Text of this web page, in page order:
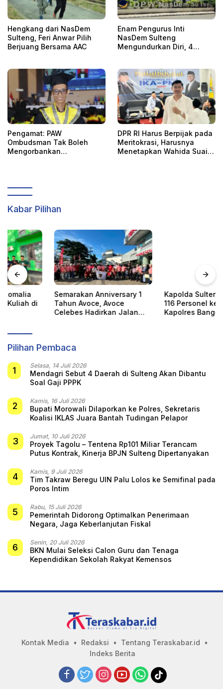
Hengkang dari NasDem
Sulteng, Feri Anwar Pilih
Berjuang Bersama AAC
Enam Pengurus Inti
NasDem Sulteng
Mengundurkan Diri, 4
Pengamat: PAW
Ombudsman Tak Boleh
Mengorbankan
DPR RI Harus Berpijak pada
Meritokrasi, Harusnya
Menetapkan Wahida Suaib
Kabar Pilihan
Semarakan Anniversary 1
Tahun Avoce, Avoce
Celebes Hadirkan Jalan
Kapolda Sulteng Serahkan
116 Personel kepada
Kapolres Banggai Laut
Pilihan Pembaca
1 Selasa, 14 Juli 2026
Mendagri Sebut 4 Daerah di Sulteng Akan Dibantu
Soal Gaji PPPK
2 Kamis, 16 Juli 2026
Bupati Morowali Dilaporkan ke Polres, Sekretaris
Koalisi IKLAS Juara Bantah Tudingan Pelapor
3 Jumat, 10 Juli 2026
Proyek Tagolu – Tentena Rp101 Miliar Terancam
Putus Kontrak, Kinerja BPJN Sulteng Dipertanyakan
4 Kamis, 9 Juli 2026
Tim Takraw Beregu UIN Palu Lolos ke Semifinal pada
Poros Intim
5 Rabu, 15 Juli 2026
Pemerintah Didorong Optimalkan Penerimaan
Negara, Jaga Keberlanjutan Fiskal
6 Senin, 20 Juli 2026
BKN Mulai Seleksi Calon Guru dan Tenaga
Kependidikan Sekolah Rakyat Kemensos
Kontak Media Redaksi
Tentang Teraskabar.id
Indeks Berita